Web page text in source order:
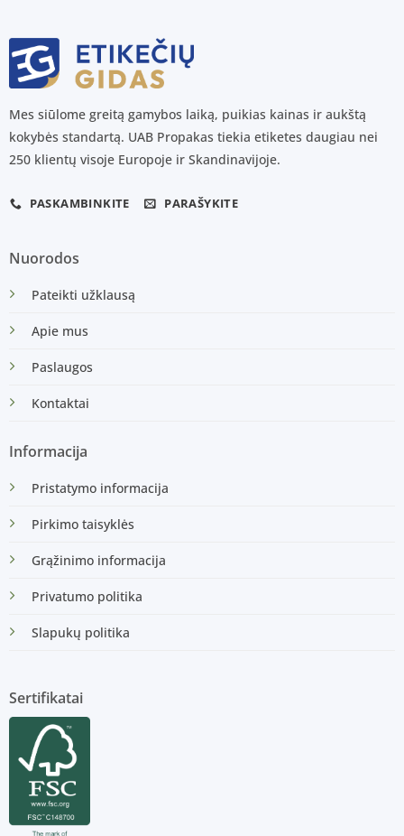
Mes siūlome greitą gamybos laiką, puikias kainas ir aukštą
kokybės standartą. UAB Propakas tiekia etiketes daugiau nei
250 klientų visoje Europoje ir Skandinavijoje.
PASKAMBINKITE PARAŠYKITE
Nuorodos
Pateikti užklausą
Apie mus
Paslaugos
Kontaktai
Informacija
Pristatymo informacija
Pirkimo taisyklės
Grąžinimo informacija
Privatumo politika
Slapukų politika
Sertifikatai